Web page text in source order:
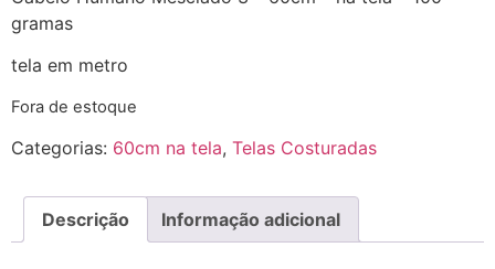
gramas
tela em metro
Fora de estoque
Categorias: 60cm na tela, Telas Costuradas
Descrição Informação adicional